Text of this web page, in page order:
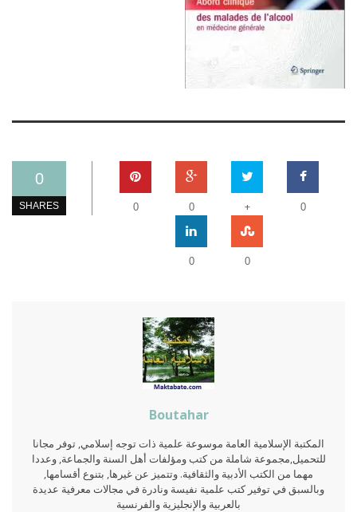
0
SHARES 0
+
0
0
0
0
Boutahar
المكتبة الإسلامية العامة موسوعة علمية ذات توجه إسلامي, توفر مجانا
للتحميل,مجموعة شاملة من كتب ومؤلفات أهل السنة والجماعة, وعددا
مهما من الكتب الأدبية والثقافية. وتتميز عن غيرها, بتنوع أقسامها,
وبالسبق في توفير كتب علمية نفيسة ونادرة في مجالات معرفية عديدة
بالعربية والإنجليزية والفرنسية